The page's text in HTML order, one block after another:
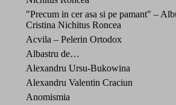
"Precum in cer asa si pe pamant" –
Cristina Nichitus Roncea
Acvila – Pelerin Ortodox
Albastru de…
Alexandru Ursu-Bukowina
Alexandru Valentin Craciun
Anomismia